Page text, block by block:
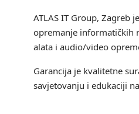
ATLAS IT Group, Zagreb
opremanje informatičkih
alata i audio/video
Garancija je kvalitetne
savjetovanju i edukaciji